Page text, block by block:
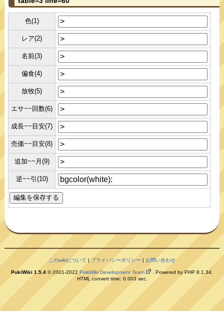
色(1)
レア(2)
名前(3)
偏食(4)
放牧(5)
エサ~~回数(6)
成長~~目安(7)
売価~~目安(8)
追加~~月(9)
逆~~引(10)
このwikiについて |プライバシーポリシー | お問い合わせ
PukiWiki 1.5.4 © 2001-2022PukiWiki Development Team
. Powered by PHP 8.1.34.
HTML convert time: 0.003 sec.